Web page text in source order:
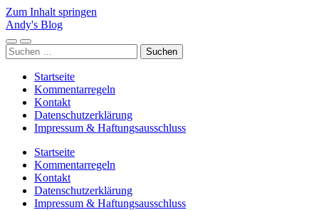
Zum Inhalt springen
Andy's Blog
Mobile-
Menü
Suchfeld
ein-/ausblenden
Suchen
nach:
Startseite
Kommentarregeln
Kontakt
Datenschutzerklärung
Impressum & Haftungsausschluss
Startseite
Kommentarregeln
Kontakt
Datenschutzerklärung
Impressum & Haftungsausschluss